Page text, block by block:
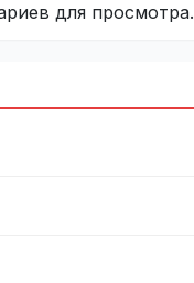
для просмотра.